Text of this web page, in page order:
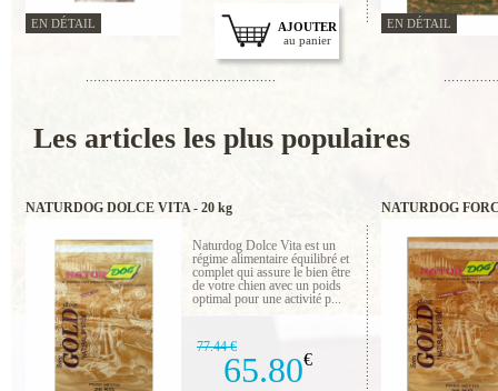
AJOUTER
au panier
EN DÉTAIL EN DÉTAIL
Les articles les plus populaires
NATURDOG DOLCE VITA - 20 kg
Naturdog Dolce Vita est un
régime alimentaire équilibré et
complet qui assure le bien être
de votre chien avec un poids
optimal pour une activité p...
77.44 €
65.80€
NATURDOG